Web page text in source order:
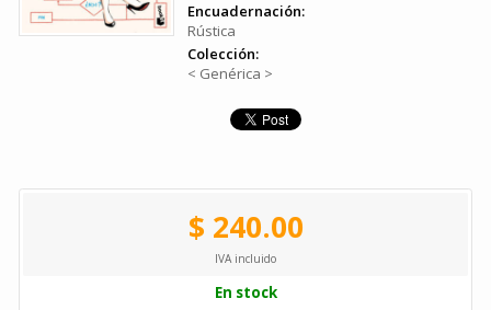
Encuadernación:
Rústica
Colección:
< Genérica >
$ 240.00
IVA incluido
En stock